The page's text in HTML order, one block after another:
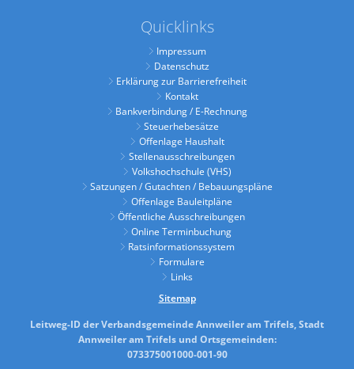
Quicklinks
Impressum
Datenschutz
Erklärung zur Barrierefreiheit
Kontakt
Bankverbindung / E-Rechnung
Steuerhebesätze
Offenlage Haushalt
Stellenausschreibungen
Volkshochschule (VHS)
Satzungen / Gutachten / Bebauungspläne
Offenlage Bauleitpläne
Öffentliche Ausschreibungen
Online Terminbuchung
Ratsinformationssystem
Formulare
Links
Sitemap
Leitweg-ID der Verbandsgemeinde Annweiler am Trifels, Stadt
Annweiler am Trifels und Ortsgemeinden:
073375001000-001-90